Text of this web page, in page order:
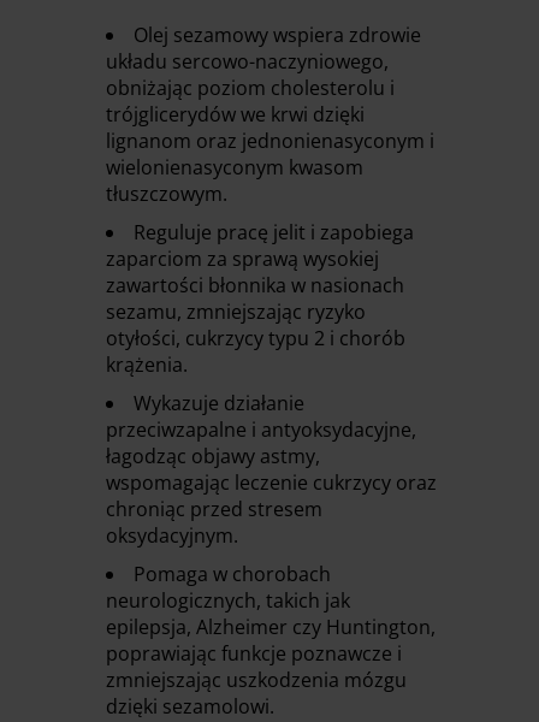
Olej sezamowy wspiera zdrowie
układu sercowo-naczyniowego,
obniżając poziom cholesterolu i
trójglicerydów we krwi dzięki
lignanom oraz jednonienasyconym i
wielonienasyconym kwasom
tłuszczowym.​
Reguluje pracę jelit i zapobiega
zaparciom za sprawą wysokiej
zawartości błonnika w nasionach
sezamu, zmniejszając ryzyko
otyłości, cukrzycy typu 2 i chorób
krążenia.​
Wykazuje działanie
przeciwzapalne i antyoksydacyjne,
łagodząc objawy astmy,
wspomagając leczenie cukrzycy oraz
chroniąc przed stresem
oksydacyjnym.​
Pomaga w chorobach
neurologicznych, takich jak
epilepsja, Alzheimer czy Huntington,
poprawiając funkcje poznawcze i
zmniejszając uszkodzenia mózgu
dzięki sezamolowi.​